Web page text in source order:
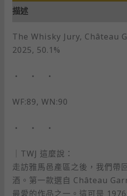
描述
The Whisky Jury, Château
2025, 50.1%
・ ・ ・
WF:89, WN:90
・ ・ ・
｜TWJ 這麼說：
走訪雅馬邑產區之後，我們帶
酒。第一款選自 Château
最愛的作品之一。這可是 1976